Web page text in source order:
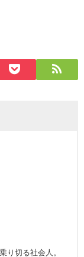
り切る社会人。